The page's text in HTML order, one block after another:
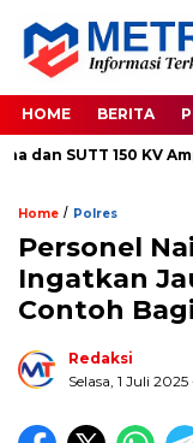
HOME BERITA
SUTT 150 KV
Home / Polres
Personel
Ingatkan
Contoh
Redaksi
Selasa, 1 Juli 2025